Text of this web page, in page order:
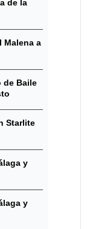
de la
Malena a
de Baile
Starlite
y
y